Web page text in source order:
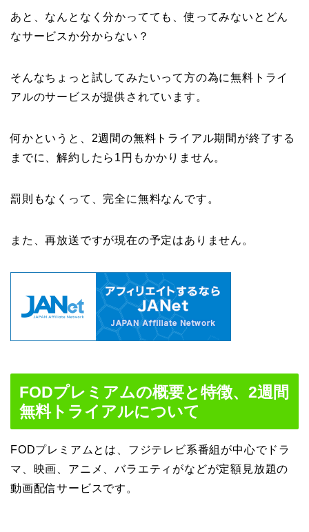
あと、なんとなく分かってても、使ってみないとどん
なサービスか分からない？
そんなちょっと試してみたいって方の為に無料トライ
アルのサービスが提供されています。
何かというと、2週間の無料トライアル期間が終了する
までに、解約したら1円もかかりません。
罰則もなくって、完全に無料なんです。
また、再放送ですが現在の予定はありません。
FODプレミアムの概要と特徴、2週間
無料トライアルについて
FODプレミアムとは、フジテレビ系番組が中心でドラ
マ、映画、アニメ、バラエティがなどが定額見放題の
動画配信サービスです。